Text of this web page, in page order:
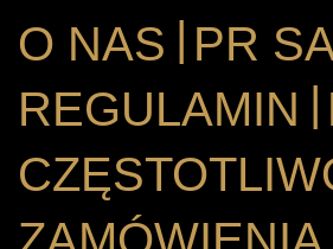
O NAS | PR
REGULAMIN |